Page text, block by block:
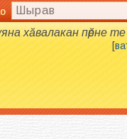
хӑвалакан пӗрне
[